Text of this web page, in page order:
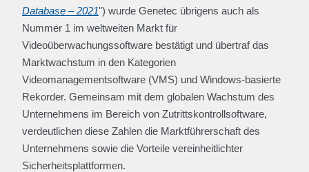
Database – 2021") wurde Genetec übrigens auch als
Nummer 1 im weltweiten Markt für
Videoüberwachungssoftware bestätigt und übertraf das
Marktwachstum in den Kategorien
Videomanagementsoftware (VMS) und Windows-basierte
Rekorder. Gemeinsam mit dem globalen Wachstum des
Unternehmens im Bereich von Zutrittskontrollsoftware,
verdeutlichen diese Zahlen die Marktführerschaft des
Unternehmens sowie die Vorteile vereinheitlichter
Sicherheitsplattformen.